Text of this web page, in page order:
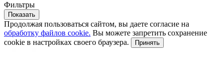
Фильтры
Показать
Продолжая пользоваться сайтом, вы даете согласие на
обработку файлов cookie. Вы можете запретить сохранение
cookie в настройках своего браузера.
Принять